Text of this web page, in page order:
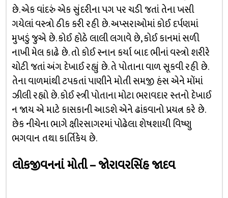
છે. એક વાંદરું એક સુંદરીના પગ પર ચડી જતાં તેના ખસી
ગયેલાં વસ્ત્રો ઠીક કરી રહી છે. અપ્સરાઓમાં કોઈ દર્પણમાં
મુખડું જુએ છે. કોઈ હોઠે લાલી લગાવે છે, કોઈ કાનમાં સળી
નાખી મેલ કાઢે છે. તો કોઈ સ્નાન કર્યા બાદ ભીનાં વસ્ત્રો શરીરે
ચોટી જતાં અંગ દેખાઈ રહ્યું છે. તે પોતાના વાળ સૂકવી રહી છે.
તેના વાળમાંથી ટપકતાં પાણીને મોતી સમજી હંસ એને મોંમાં
ઝીલી રહ્યો છે. કોઈ સ્ત્રી પોતાના મોટા ભરાવદાર સ્તનો દેખાઈ
ન જાય એ માટે કાસકાની આડશે એને ઢાંકવાનો પ્રયત્ન કરે છે.
છેક નીચેના ભાગે ક્ષીરસાગરમાં પોઢેલા શેષશાયી વિષ્ણુ
ભગવાન તથા કાર્તિકેય છે.
લોકજીવનનાં મોતી – જોરાવરસિંહ જાદવ